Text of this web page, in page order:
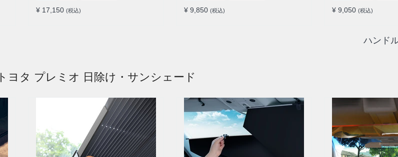
¥ 17,150 (税込) ¥ 9,850 (税込) ¥ 9,050 (税込)
ハンド
トヨタ プレミオ 日除け・サンシェード